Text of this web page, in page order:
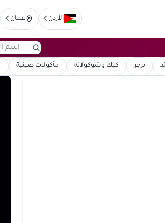
الأردن عمان
برجر كيك وشوكولاته مأكولات صينية